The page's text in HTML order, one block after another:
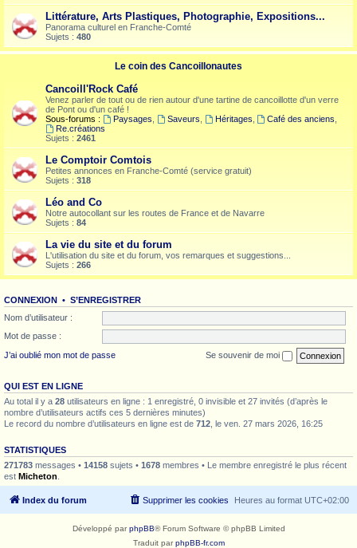
Littérature, Arts Plastiques, Photographie, Expositions...
Panorama culturel en Franche-Comté
Sujets : 480
Le coin des Cancoillonautes
Cancoill'Rock Café
Venez parler de tout ou de rien autour d'une tartine de cancoillotte d'un verre
de Pont ou d'un café !
Sous-forums :
Paysages Saveurs Héritages Café des anciens
Re.créations
Sujets : 2461
Le Comptoir Comtois
Petites annonces en Franche-Comté (service gratuit)
Sujets : 318
Léo and Co
Notre autocollant sur les routes de France et de Navarre
Sujets : 84
La vie du site et du forum
L'utilisation du site et du forum, vos remarques et suggestions...
Sujets : 266
CONNEXION • S’ENREGISTRER
Nom d’utilisateur :
Mot de passe :
J’ai oublié mon mot de passe
Se souvenir de moi
QUI EST EN LIGNE
Au total il y a 28 utilisateurs en ligne : 1 enregistré, 0 invisible et 27 invités (d’après le
nombre d’utilisateurs actifs ces 5 dernières minutes)
Le record du nombre d’utilisateurs en ligne est de 712 , le ven. 27 mars 2026, 16:25
STATISTIQUES
271783 messages • 14158 sujets • 1678 membres • Le membre enregistré le plus récent
est Micheton
Index du forum Heures au format UTC+02:00
Supprimer les cookies
Développé parphpBB® Forum Software © phpBB Limited
Traduit parphpBB-fr.com